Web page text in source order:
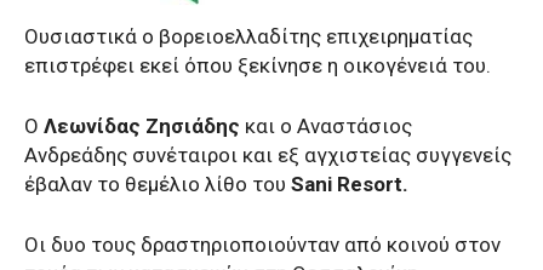
Ουσιαστικά ο βορειοελλαδίτης επιχειρηματίας
επιστρέφει εκεί όπου ξεκίνησε η οικογένειά του.
O Λεωνίδας Ζησιάδης και ο Αναστάσιος
Ανδρεάδης συνέταιροι και εξ αγχιστείας συγγενείς
έβαλαν το θεμέλιο λίθο του Sani Resort.
Οι δυο τους δραστηριοποιούνταν από κοινού στον